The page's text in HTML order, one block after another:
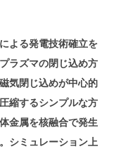
よる発電技術確立を
ラズマの閉じ込め方
気閉じ込めが中心的
縮するシンプルな方
金属を核融合で発生
シミュレーション上